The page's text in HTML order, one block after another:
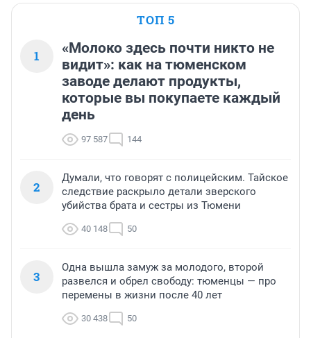
ТОП 5
1
«Молоко здесь почти никто не
видит»: как на тюменском
заводе делают продукты,
которые вы покупаете каждый
день
97 587 144
2
Думали, что говорят с полицейским. Тайское
следствие раскрыло детали зверского
убийства брата и сестры из Тюмени
40 148 50
3
Одна вышла замуж за молодого, второй
развелся и обрел свободу: тюменцы — про
перемены в жизни после 40 лет
30 438 50